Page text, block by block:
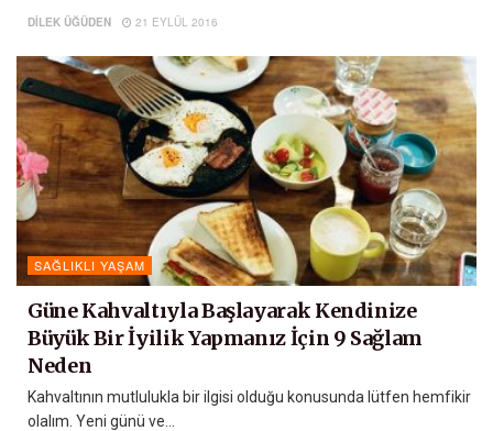
DILEK ÜĞÜDEN 21 EYLÜL 2016
SAĞLIKLI YAŞAM
Güne Kahvaltıyla Başlayarak Kendinize
Büyük Bir İyilik Yapmanız İçin 9 Sağlam
Neden
Kahvaltının mutlulukla bir ilgisi olduğu konusunda lütfen hemfikir
olalım. Yeni günü ve...